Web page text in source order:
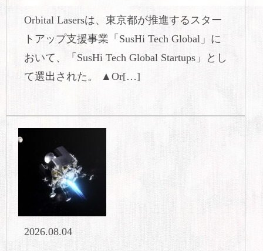
Orbital Lasersは、東京都が推進するスター
トアップ支援事業「SusHi Tech Global」に
おいて、「SusHi Tech Global Startups」とし
て選出された。 ▲Or[…]
2026.08.04